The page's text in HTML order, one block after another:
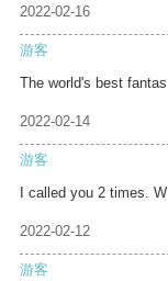
2022-02-16
游客
The world's best fantas
2022-02-14
游客
I called you 2 times. W
2022-02-12
游客